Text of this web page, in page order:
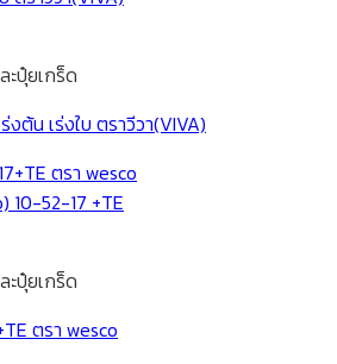
ะปุ๋ยเกร็ด
ต้น เร่งใบ ตราวีวา(VIVA)
ะปุ๋ยเกร็ด
ตรา wesco